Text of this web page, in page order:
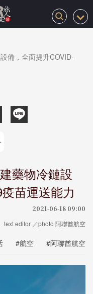
備，全面提升COVID-
藥物冷鏈設
苗運送能力
2021-06-18 09:00
text editor ／photo 阿聯酋航空
#航空 #阿聯酋航空